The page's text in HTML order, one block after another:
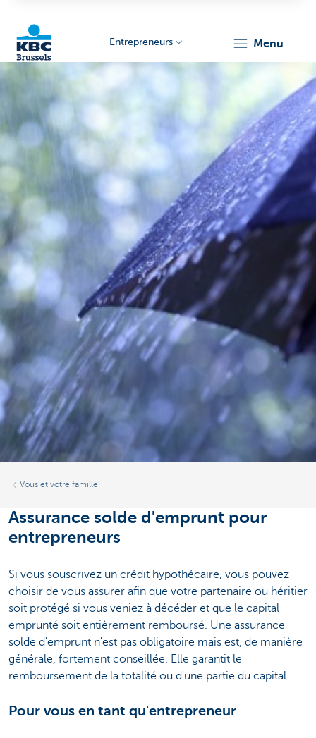
Entrepreneurs menu
Vous et votre famille
Assurance solde d'emprunt pour
entrepreneurs
Si vous souscrivez un crédit hypothécaire, vous pouvez
choisir de vous assurer afin que votre partenaire ou héritier
soit protégé si vous veniez à décéder et que le capital
emprunté soit entièrement remboursé. Une assurance
solde d'emprunt n'est pas obligatoire mais est, de manière
générale, fortement conseillée. Elle garantit le
remboursement de la totalité ou d'une partie du capital.
Pour vous en tant qu'entrepreneur